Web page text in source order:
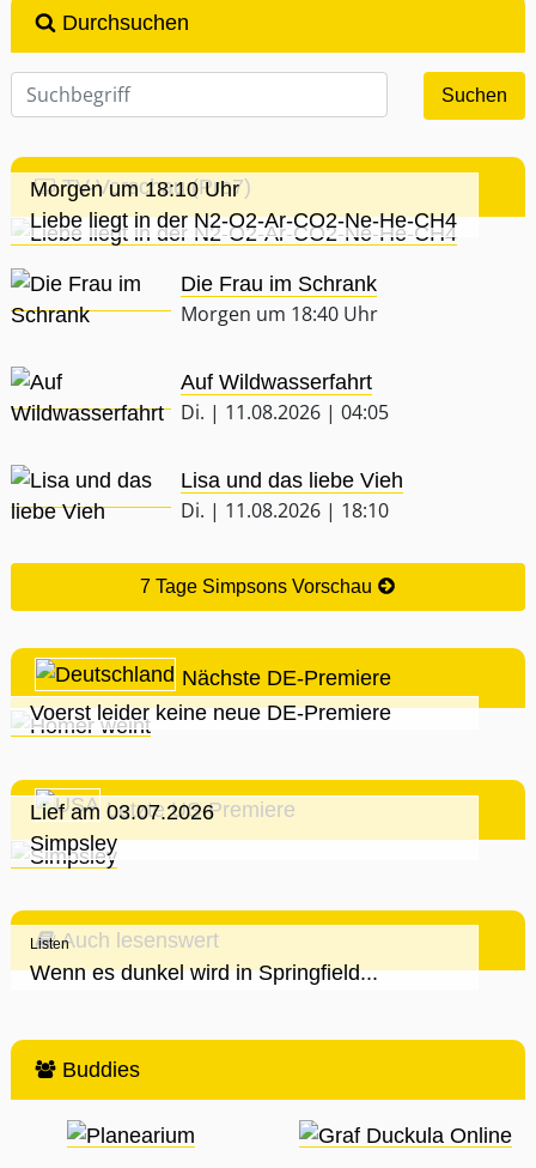
Durchsuchen
TV-Vorschau (Pro7)
Morgen um 18:10 Uhr
Liebe liegt in der N2-O2-Ar-CO2-Ne-He-CH4
Die Frau im Schrank
Morgen um 18:40 Uhr
Auf Wildwasserfahrt
Di. | 11.08.2026 | 04:05
Lisa und das liebe Vieh
Di. | 11.08.2026 | 18:10
7 Tage Simpsons Vorschau
Nächste DE-Premiere
Voerst leider keine neue DE-Premiere
Letzte US-Premiere
Lief am 03.07.2026
Simpsley
Auch lesenswert
Listen
Wenn es dunkel wird in Springfield...
Buddies